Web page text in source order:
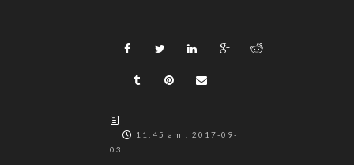
11:45 am , 2017-09-
03